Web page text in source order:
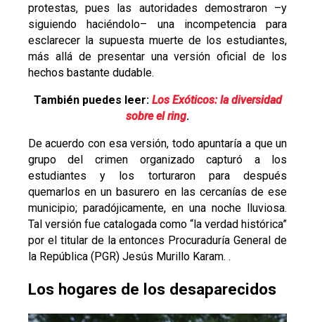
protestas, pues las autoridades demostraron –y
siguiendo haciéndolo– una incompetencia para
esclarecer la supuesta muerte de los estudiantes,
más allá de presentar una versión oficial de los
hechos bastante dudable.
También puedes leer: Los Exóticos: la diversidad
sobre el ring.
De acuerdo con esa versión, todo apuntaría a que un
grupo del crimen organizado capturó a los
estudiantes y los torturaron para después
quemarlos en un basurero en las cercanías de ese
municipio; paradójicamente, en una noche lluviosa.
Tal versión fue catalogada como “la verdad histórica”
por el titular de la entonces Procuraduría General de
la República (PGR) Jesús Murillo Karam. .
Los hogares de los desaparecidos